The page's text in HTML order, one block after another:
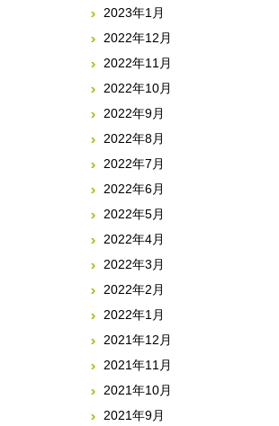
2023年1月
2022年12月
2022年11月
2022年10月
2022年9月
2022年8月
2022年7月
2022年6月
2022年5月
2022年4月
2022年3月
2022年2月
2022年1月
2021年12月
2021年11月
2021年10月
2021年9月